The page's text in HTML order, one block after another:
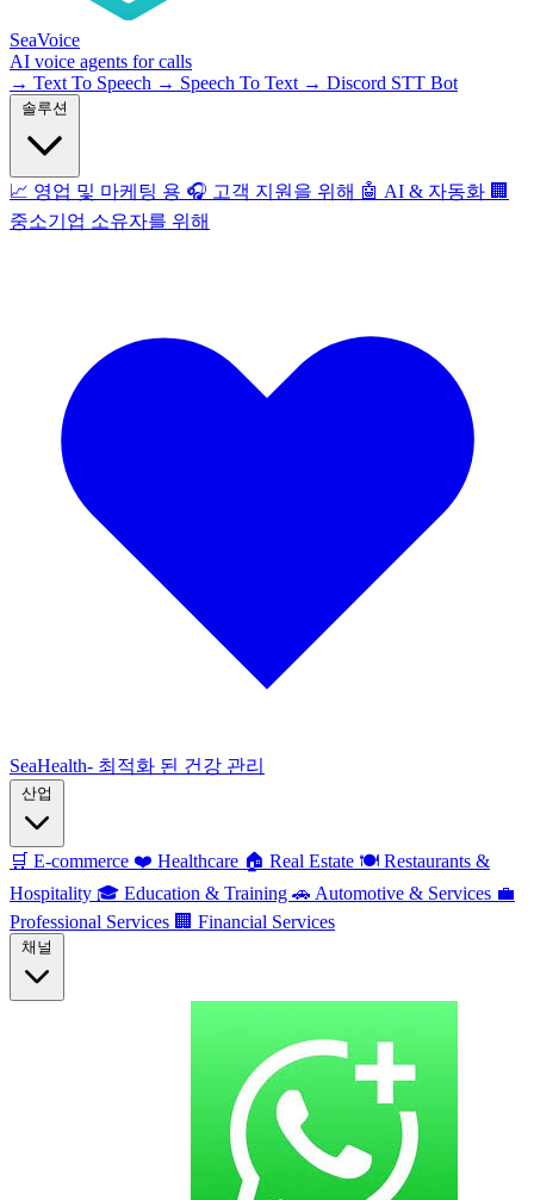
SeaVoice
AI voice agents for calls
→ Text To Speech → Speech To Text → Discord STT Bot
📈 영업 및 마케팅 용 🎧 고객 지원을 위해 🤖 AI & 자동화 🏢
중소기업 소유자를 위해
SeaHealth- 최적화 된 건강 관리
🛒 E-commerce ❤️ Healthcare 🏠 Real Estate 🍽️ Restaurants &
Hospitality 🎓 Education & Training 🚗 Automotive & Services 💼
Professional Services 🏢 Financial Services